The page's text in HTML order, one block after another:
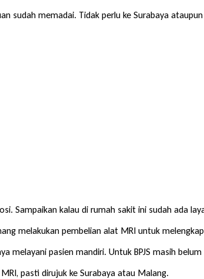
sudah memadai. Tidak perlu ke Surabaya
Sampaikan kalau di rumah sakit ini sudah ada
melakukan pembelian alat MRI untuk
melayani pasien mandiri. Untuk BPJS masih
pasti dirujuk ke Surabaya atau Malang.